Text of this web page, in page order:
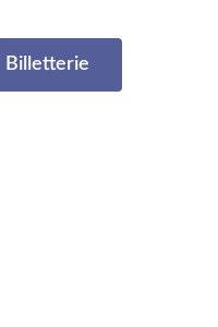
Billetterie